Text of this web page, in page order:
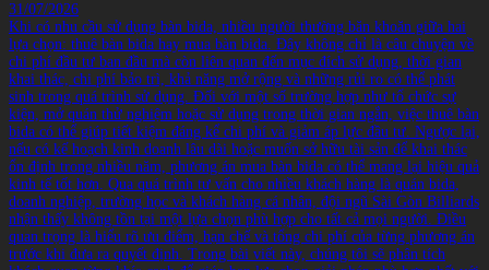
31/07/2026
Khi có nhu cầu sử dụng bàn bida, nhiều người thường băn khoăn giữa hai
lựa chọn: thuê bàn bida hay mua bàn bida. Đây không chỉ là câu chuyện về
chi phí đầu tư ban đầu mà còn liên quan đến mục đích sử dụng, thời gian
khai thác, chi phí bảo trì, khả năng mở rộng và những rủi ro có thể phát
sinh trong quá trình sử dụng. Đối với một số trường hợp như tổ chức sự
kiện, mở quán thử nghiệm hoặc sử dụng trong thời gian ngắn, việc thuê bàn
bida có thể giúp tiết kiệm đáng kể chi phí và giảm áp lực đầu tư. Ngược lại,
nếu có kế hoạch kinh doanh lâu dài hoặc muốn sở hữu tài sản để khai thác
ổn định trong nhiều năm, phương án mua bàn bida có thể mang lại hiệu quả
kinh tế tốt hơn. Qua quá trình tư vấn cho nhiều khách hàng là quán bida,
doanh nghiệp, trường học và khách hàng cá nhân, đội ngũ Sài Gòn Billiards
nhận thấy không tồn tại một lựa chọn phù hợp cho tất cả mọi người. Điều
quan trọng là hiểu rõ ưu điểm, hạn chế và tổng chi phí của từng phương án
trước khi đưa ra quyết định. Trong bài viết này, chúng tôi sẽ phân tích